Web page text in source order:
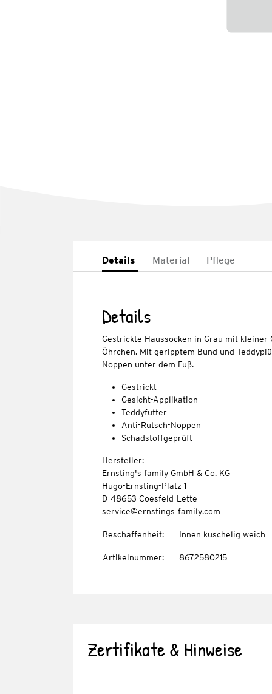
Details Material Pflege
Details
Gestrickte Haussocken in Grau mit kleiner
Öhrchen. Mit geripptem Bund und
Noppen unter dem Fuß.
Gestrickt
Gesicht-Applikation
Teddyfutter
Anti-Rutsch-Noppen
Schadstoffgeprüft
Hersteller:
Ernsting's family GmbH & Co. KG
Hugo-Ernsting-Platz 1
D-48653 Coesfeld-Lette
service@ernstings-family.com
Beschaffenheit: Innen kuschelig weich
Artikelnummer: 8672580215
Zertifikate & Hinweise